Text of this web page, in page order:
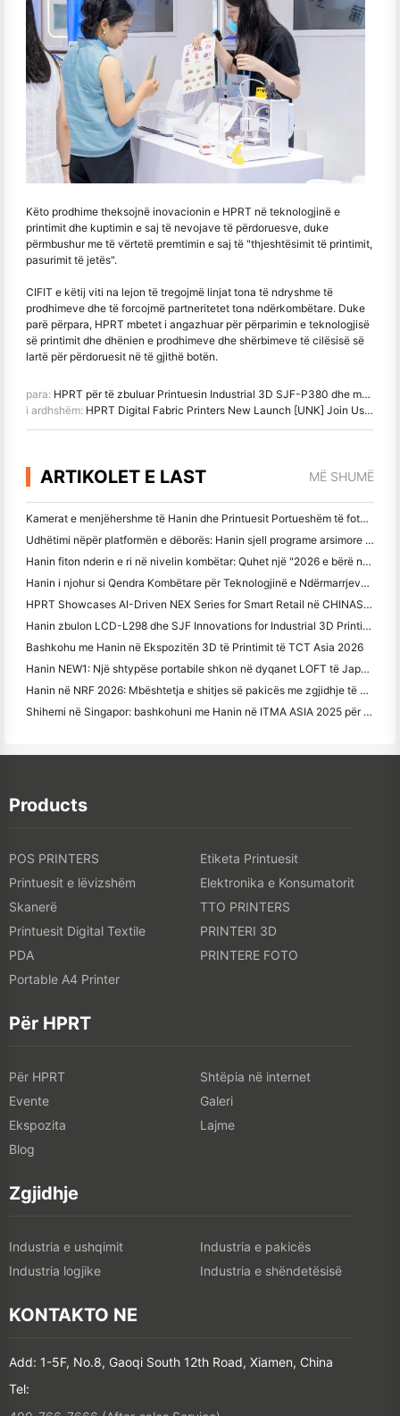
Këto prodhime theksojnë inovacionin e HPRT në teknologjinë e
printimit dhe kuptimin e saj të nevojave të përdoruesve, duke
përmbushur me të vërtetë premtimin e saj të "thjeshtësimit të printimit,
pasurimit të jetës".
CIFIT e këtij viti na lejon të tregojmë linjat tona të ndryshme të
prodhimeve dhe të forcojmë partneritetet tona ndërkombëtare. Duke
parë përpara, HPRT mbetet i angazhuar për përparimin e teknologjisë
së printimit dhe dhënien e prodhimeve dhe shërbimeve të cilësisë së
lartë për përdoruesit në të gjithë botën.
para: HPRT për të zbuluar Printuesin Industrial 3D SJF-P380 dhe më shumë në Formnext + PM South China 2024
i ardhshëm: HPRT Digital Fabric Printers New Launch [UNK] Join Us at ITMA ASIA + CITME 2024!
ARTIKOLET E LAST MË SHUMË
Kamerat e menjëhershme të Hanin dhe Printuesit Portueshëm të fotografive tërheqin interes të fortë në IEAE Shenzhen 2026
Udhëtimi nëpër platformën e dëborës: Hanin sjell programe arsimore fotografike për fëmijët në Qamdo
Hanin fiton nderin e ri në nivelin kombëtar: Quhet një "2026 e bërë në Kinë
Hanin i njohur si Qendra Kombëtare për Teknologjinë e Ndërmarrjeve për udhëheqjen e inovacionit
HPRT Showcases AI-Driven NEX Series for Smart Retail në CHINASHOP 2026
Hanin zbulon LCD-L298 dhe SJF Innovations for Industrial 3D Printing në TCT Asia 2026
Bashkohu me Hanin në Ekspozitën 3D të Printimit të TCT Asia 2026
Hanin NEW1: Një shtypëse portabile shkon në dyqanet LOFT të Japonisë
Hanin në NRF 2026: Mbështetja e shitjes së pakicës me zgjidhje të plota të printimit inteligjent në skenar
Shihemi në Singapor: bashkohuni me Hanin në ITMA ASIA 2025 për të dëshmuar Teknologjinë e Printimit Digital më të fundit
Products
POS PRINTERS
Etiketa Printuesit
Printuesit e lëvizshëm
Elektronika e Konsumatorit
Skanerë
TTO PRINTERS
Printuesit Digital Textile
PRINTERI 3D
PDA
PRINTERE FOTO
Portable A4 Printer
Për HPRT
Për HPRT
Shtëpia në internet
Evente
Galeri
Ekspozita
Lajme
Blog
Zgjidhje
Industria e ushqimit
Industria e pakicës
Industria logjike
Industria e shëndetësisë
KONTAKTO NE
Add: 1-5F, No.8, Gaoqi South 12th Road, Xiamen, China
Tel: